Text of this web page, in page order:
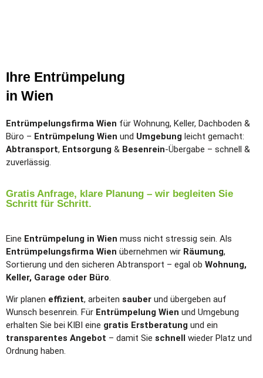
Ihre Entrümpelung
in Wien
Entrümpelungsfirma Wien für Wohnung, Keller, Dachboden &
Büro – Entrümpelung Wien und Umgebung leicht gemacht:
Abtransport, Entsorgung & Besenrein-Übergabe – schnell &
zuverlässig.
Gratis Anfrage, klare Planung – wir begleiten Sie
Schritt für Schritt.
Eine Entrümpelung in Wien muss nicht stressig sein. Als
Entrümpelungsfirma Wien übernehmen wir Räumung,
Sortierung und den sicheren Abtransport – egal ob Wohnung,
Keller, Garage oder Büro.
Wir planen effizient, arbeiten sauber und übergeben auf
Wunsch besenrein. Für Entrümpelung Wien und Umgebung
erhalten Sie bei KIBI eine gratis Erstberatung und ein
transparentes Angebot – damit Sie schnell wieder Platz und
Ordnung haben.